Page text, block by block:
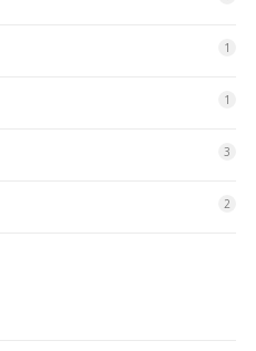
1
1
3
2